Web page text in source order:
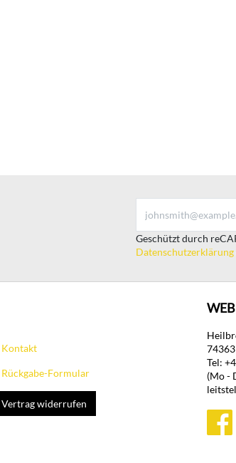
Geschützt durch
Datenschutzerklärung
Kontakt
Rückgabe-Formular
Vertrag widerrufen
Tel:
(Mo -